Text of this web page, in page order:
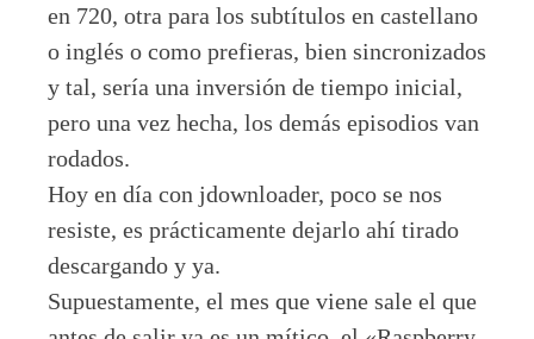
en 720, otra para los subtítulos en castellano
o inglés o como prefieras, bien sincronizados
y tal, sería una inversión de tiempo inicial,
pero una vez hecha, los demás episodios van
rodados.
Hoy en día con jdownloader, poco se nos
resiste, es prácticamente dejarlo ahí tirado
descargando y ya.
Supuestamente, el mes que viene sale el que